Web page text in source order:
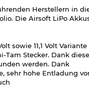
Herstellern in
Die Airsoft LiPo
sowie 11,1 Volt Variante
Stecker. Dank
werden. Dank
sehr hohe Entladung